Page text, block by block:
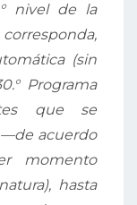
nivel de la
(sin
Programa
que se
acuerdo
momento
hasta